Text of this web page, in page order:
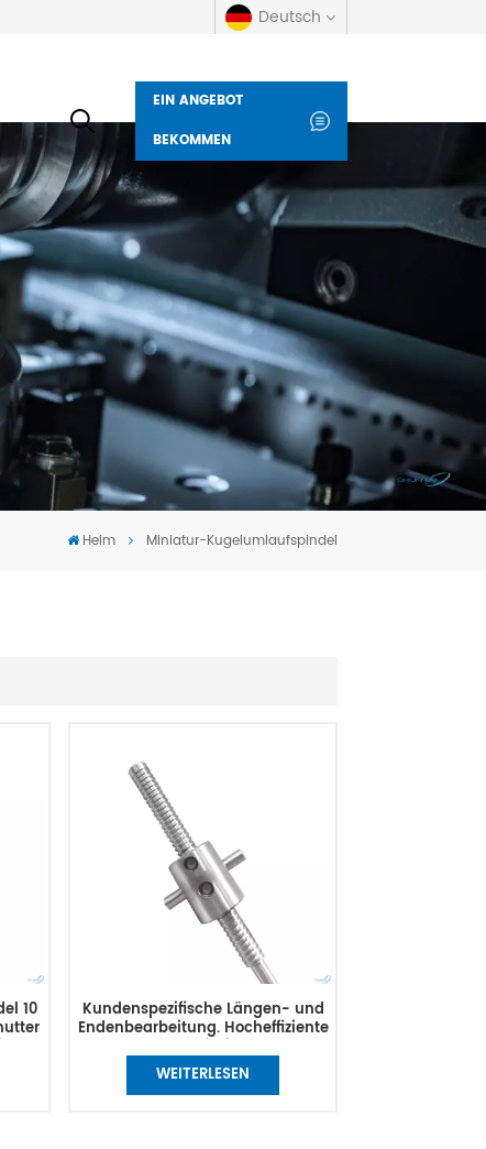
Deutsch
русский
español
العربية
Deutsch
italiano
français
Indonesia
EIN ANGEBOT
BEKOMMEN
Heim Miniatur-Kugelumlaufspindel
10
Kundenspezifische Längen- und
Endenbearbeitung. Hocheffiziente
Lagerstahl mit 8 mm
Durchmesser
WEITERLESEN